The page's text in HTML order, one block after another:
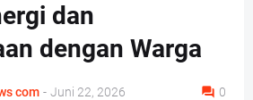
dan
dengan Warga
com - Juni 22, 2026 0